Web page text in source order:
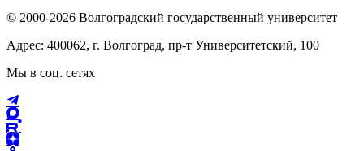
© 2000-2026 Волгоградский государственный университет
Адрес: 400062, г. Волгоград, пр-т Университетский, 100
Мы в соц. сетях